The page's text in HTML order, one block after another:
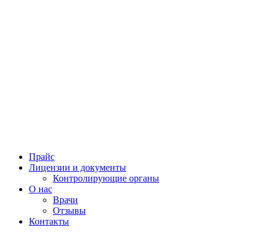
Прайс
Лицензии и документы
Контролирующие органы
О нас
Врачи
Отзывы
Контакты